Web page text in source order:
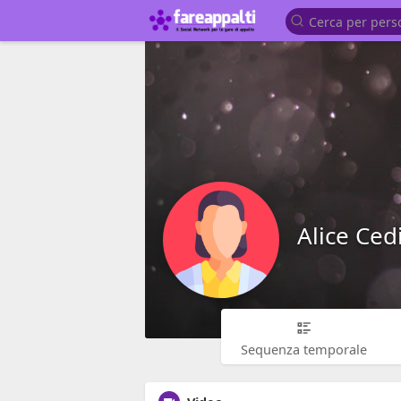
Alice
Sequenza temporale